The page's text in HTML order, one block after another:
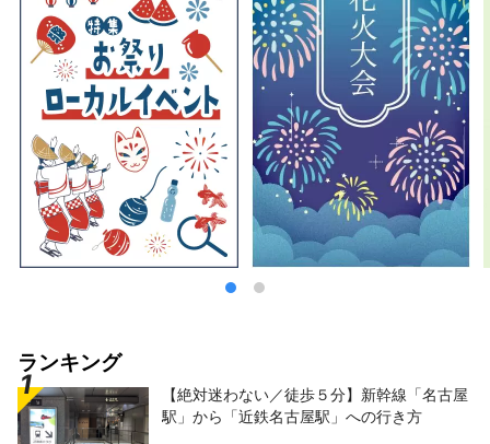
ランキング
【絶対迷わない／徒歩５分】新幹線「名古屋
駅」から「近鉄名古屋駅」への行き方